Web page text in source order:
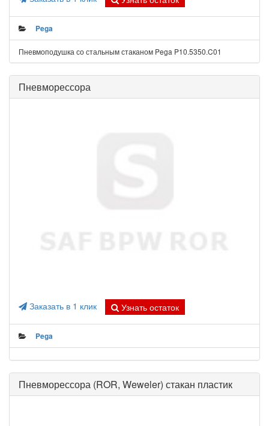
Pega
Пневмоподушка со стальным стаканом Pega P10.5350.C01
Пневморессора
Заказать в 1 клик Узнать остаток
Pega
Пневморессора (ROR, Weweler) стакан пластик